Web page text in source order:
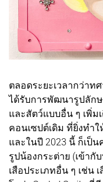
ตลอดระยะเวลากว่าท
ได้รับการพัฒนารูปลัก
และสัตว์แบบอื่น ๆ เพิ่ม
คอนเซปต์เดิม ที่ยิ่งทำ
และในปี 2023 นี้ ก็เป็น
รูปน้องกระต่าย (เข้ากั
เสือประเภทอื่น ๆ เช่น